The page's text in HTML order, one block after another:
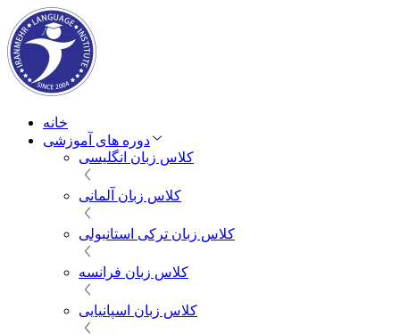
خانه
دوره های آموزشی
کلاس زبان انگلیسی
کلاس زبان آلمانی
کلاس زبان ترکی استانبولی
کلاس زبان فرانسه
کلاس زبان اسپانیایی